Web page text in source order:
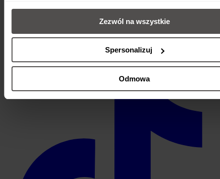
Zezwól na wszystkie
Spersonalizuj
Odmowa